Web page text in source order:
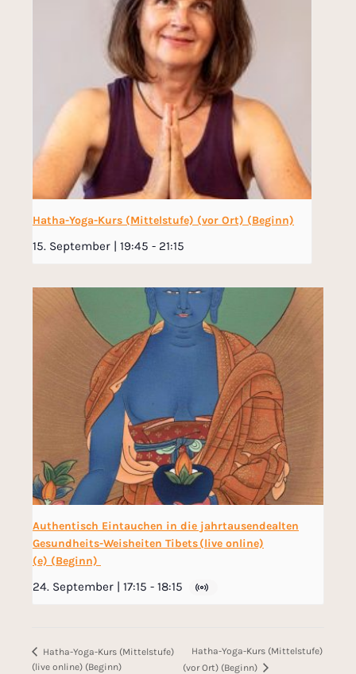
Hatha-Yoga-Kurs (Mittelstufe) (vor Ort) (Beginn)
15. September | 19:45 - 21:15
Authentisch Eintauchen in die jahrtausendealten
Gesundheits-Weisheiten Tibets (live online)
(e) (Beginn)
24. September | 17:15 - 18:15
Hatha-Yoga-Kurs (Mittelstufe)
(live online) (Beginn)
Hatha-Yoga-Kurs (Mittelstufe)
(vor Ort) (Beginn)